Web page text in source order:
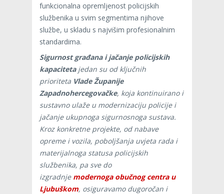
funkcionalna opremljenost policijskih
službenika u svim segmentima njihove
službe, u skladu s najvišim profesionalnim
standardima.
Sigurnost građana i jačanje policijskih
kapacitetajedan su od ključnih
prioriteta Vlade Županije
Zapadnohercegovačke, koja kontinuirano i
sustavno ulaže u modernizaciju policije i
jačanje ukupnoga sigurnosnoga sustava.
Kroz konkretne projekte, od nabave
opreme i vozila, poboljšanja uvjeta rada i
materijalnoga statusa policijskih
službenika, pa sve do
izgradnje modernoga obučnog centra u
Ljubuškom, osiguravamo dugoročan i